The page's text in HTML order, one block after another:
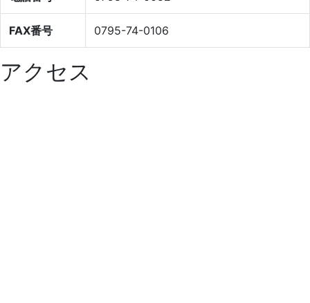
FAX番号 0795-74-0106
アクセス